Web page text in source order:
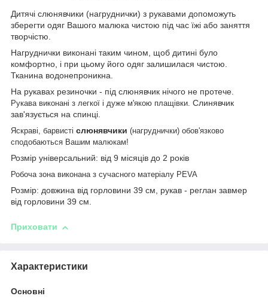
Дитячі слюнявчики (нагруднички) з рукавами допоможуть
зберегти одяг Вашого малюка чистою під час їжі або заняття
творчістю.
Нагруднички виконані таким чином, щоб дитині було
комфортно, і при цьому його одяг залишилася чистою.
Тканина водонепроникна.
На рукавах резиночки - під слюнявчик нічого не протече.
Рукава виконані з легкої і дуже м'якою плащівки. Слинявчик
зав'язується на спинці.
Яскраві, барвисті слюнявчики (нагруднички) обов'язково
сподобаються Вашим малюкам!
Розмір універсальний: від 9 місяців до 2 років
Робоча зона виконана з сучасного матеріалу PEVA
Розмір: довжина від горловини 39 см, рукав - реглан завмер
від горловини 39 см.
Приховати
Характеристики
Основні